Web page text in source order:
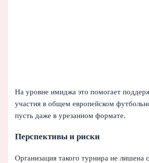
На уровне имиджа это помогает
участия в общем европейском
пусть даже в урезанном формате.
Перспективы и риски
Организация такого турнира не лишена